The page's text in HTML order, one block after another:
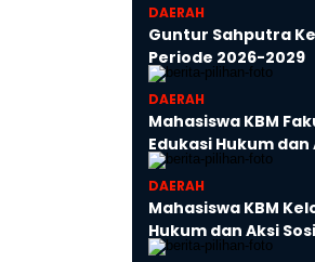
DAERAH
Guntur Sahputra
Periode 2026-2029
DAERAH
Mahasiswa KBM
Edukasi Hukum dan
DAERAH
Mahasiswa KBM
Hukum dan Aksi